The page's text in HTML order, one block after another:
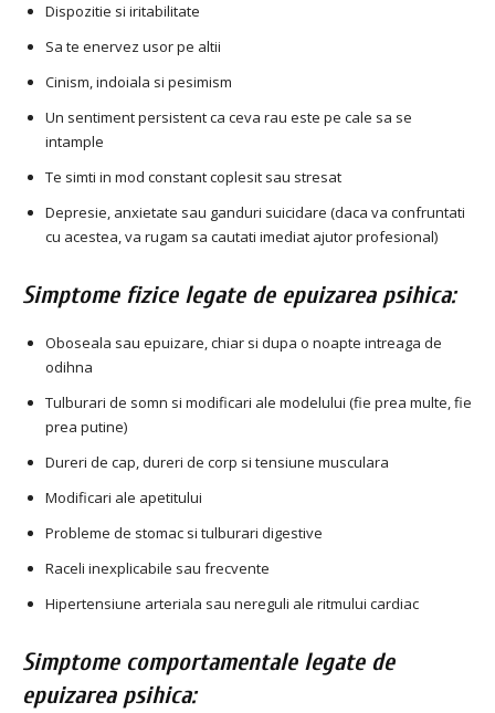
Dispozitie si iritabilitate
Sa te enervez usor pe altii
Cinism, indoiala si pesimism
Un sentiment persistent ca ceva rau este pe cale sa se
intample
Te simti in mod constant coplesit sau stresat
Depresie, anxietate sau ganduri suicidare (daca va confruntati
cu acestea, va rugam sa cautati imediat ajutor profesional)
Simptome fizice legate de epuizarea psihica:
Oboseala sau epuizare, chiar si dupa o noapte intreaga de
odihna
Tulburari de somn si modificari ale modelului (fie prea multe, fie
prea putine)
Dureri de cap, dureri de corp si tensiune musculara
Modificari ale apetitului
Probleme de stomac si tulburari digestive
Raceli inexplicabile sau frecvente
Hipertensiune arteriala sau nereguli ale ritmului cardiac
Simptome comportamentale legate de
epuizarea psihica: